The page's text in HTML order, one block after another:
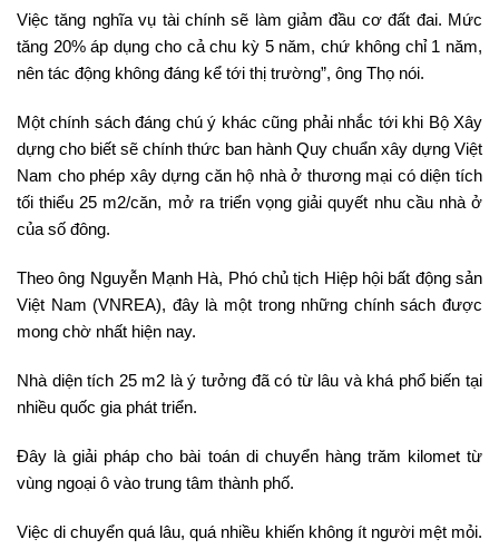
Việc tăng nghĩa vụ tài chính sẽ làm giảm đầu cơ đất đai. Mức
tăng 20% áp dụng cho cả chu kỳ 5 năm, chứ không chỉ 1 năm,
nên tác động không đáng kể tới thị trường”, ông Thọ nói.
Một chính sách đáng chú ý khác cũng phải nhắc tới khi Bộ Xây
dựng cho biết sẽ chính thức ban hành Quy chuẩn xây dựng Việt
Nam cho phép xây dựng căn hộ nhà ở thương mại có diện tích
tối thiểu 25 m2/căn, mở ra triển vọng giải quyết nhu cầu nhà ở
của số đông.
Theo ông Nguyễn Mạnh Hà, Phó chủ tịch Hiệp hội bất động sản
Việt Nam (VNREA), đây là một trong những chính sách được
mong chờ nhất hiện nay.
Nhà diện tích 25 m2 là ý tưởng đã có từ lâu và khá phổ biến tại
nhiều quốc gia phát triển.
Đây là giải pháp cho bài toán di chuyển hàng trăm kilomet từ
vùng ngoại ô vào trung tâm thành phố.
Việc di chuyển quá lâu, quá nhiều khiến không ít người mệt mỏi.